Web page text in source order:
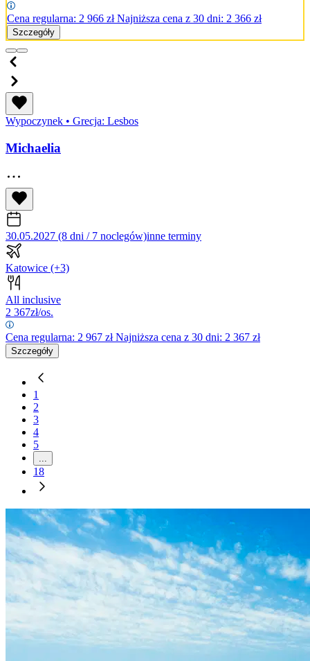
Cena regularna: 2 966 złNajniższa cena z 30 dni: 2 366 zł
Szczegóły
Wypoczynek • Grecja: Lesbos
Michaelia
30.05.2027 (8 dni / 7 noclegów)inne terminy
Katowice (+3)
All inclusive
2 367zł/os.
Cena regularna: 2 967 złNajniższa cena z 30 dni: 2 367 zł
Szczegóły
1
2
3
4
5
...
18